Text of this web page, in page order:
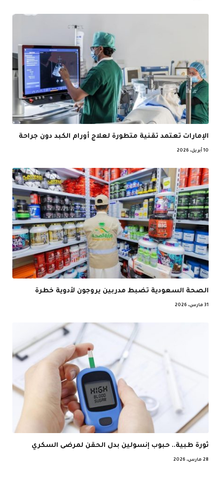
الإمارات تعتمد تقنية متطورة لعلاج أورام الكبد دون جراحة
10 أبريل، 2026
الصحة السعودية تضبط مدربين يروجون لأدوية خطرة
31 مارس، 2026
ثورة طبية.. حبوب إنسولين بدل الحقن لمرضى السكري
28 مارس، 2026